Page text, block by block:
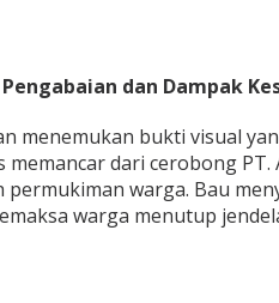
dan Dampak
menemukan bukti visual
dari cerobong PT.
warga. Bau
warga menutup